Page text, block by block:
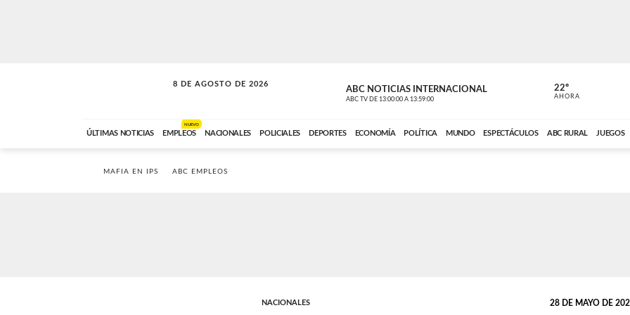
8 DE AGOSTO DE 2026
SOLO MÚSICA ABC NOTICIAS INTERNACIONAL
ABC TV DE 13:00:00 A 13:59:00 ABC CARDINAL
22º
AHORA
ÚLTIMAS NOTICIAS EMPLEOS
NUEVO
NACIONALES POLICIALES DEPORTES ECONOMÍA POLÍTICA MUNDO ESPECTÁCULOS ABC RURAL JUEGOS
MAFIA EN IPS ABC EMPLEOS
NACIONALES 28 DE MAYO DE